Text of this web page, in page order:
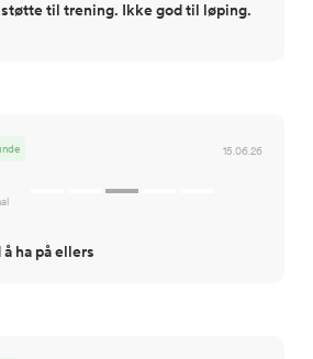
til trening. Ikke god til løping.
15.06.26
ha på ellers